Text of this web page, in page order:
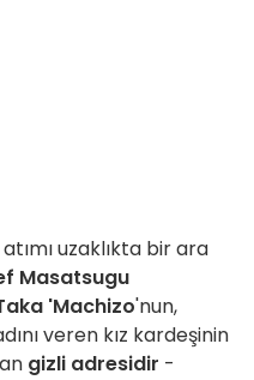
uzaklıkta bir ara
Masatsugu
'Machizo'nun,
veren kız kardeşinin
gizli adresidir -